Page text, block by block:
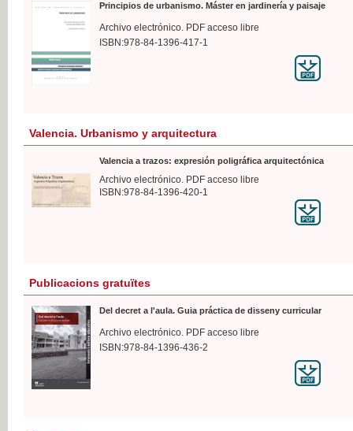
Principios de urbanismo. Máster en jardinería y paisaje
Archivo electrónico. PDF acceso libre
ISBN:978-84-1396-417-1
Valencia. Urbanismo y arquitectura
Valencia a trazos: expresión poligráfica arquitectónica
Archivo electrónico. PDF acceso libre
ISBN:978-84-1396-420-1
Publicacions gratuïtes
Del decret a l'aula. Guia práctica de disseny curricular
Archivo electrónico. PDF acceso libre
ISBN:978-84-1396-436-2